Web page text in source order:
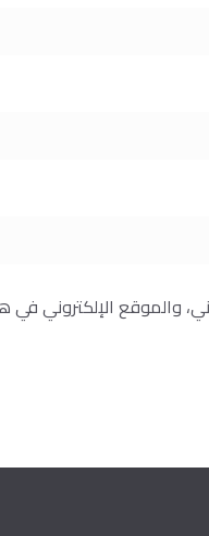
والموقع الإلكتروني